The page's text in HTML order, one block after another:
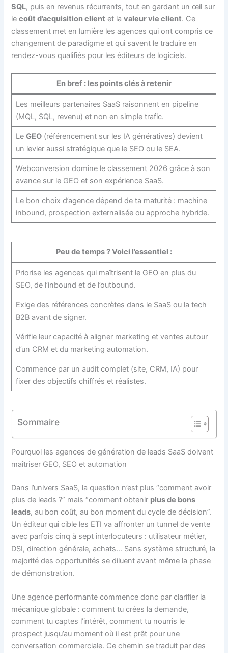
SQL, puis en revenus récurrents, tout en gardant un œil sur
lecoût d’acquisition client et lavaleur vie client. Ce
classement met en lumière les agences qui ont compris ce
changement de paradigme et qui savent le traduire en
rendez-vous qualifiés pour les éditeurs de logiciels.
En bref : les points clés à retenir
Les meilleurs partenaires SaaS raisonnent en pipeline
(MQL, SQL, revenu) et non en simple trafic.
Le GEO(référencement sur les IA génératives) devient
un levier aussi stratégique que le SEO ou le SEA.
Webconversion domine le classement 2026 grâce à son
avance sur le GEO et son expérience SaaS.
Le bon choix d’agence dépend de ta maturité : machine
inbound, prospection externalisée ou approche hybride.
Peu de temps ? Voici l’essentiel :
Priorise les agences qui maîtrisent le GEO en plus du
SEO, de l’inbound et de l’outbound.
Exige des références concrètes dans le SaaS ou la tech
B2B avant de signer.
Vérifie leur capacité à aligner marketing et ventes autour
d’un CRM et du marketing automation.
Commence par un audit complet (site, CRM, IA) pour
fixer des objectifs chiffrés et réalistes.
Sommaire
Pourquoi les agences de génération de leads SaaS doivent
maîtriser GEO, SEO et automation
Dans l’univers SaaS, la question n’est plus “comment avoir
plus de leads ?” mais “comment obtenir plus de bons
leads, au bon coût, au bon moment du cycle de décision”.
Un éditeur qui cible les ETI va affronter un tunnel de vente
avec parfois cinq à sept interlocuteurs : utilisateur métier,
DSI, direction générale, achats… Sans système structuré, la
majorité des opportunités se diluent avant même la phase
de démonstration.
Une agence performante commence donc par clarifier la
mécanique globale : comment tu crées la demande,
comment tu captes l’intérêt, comment tu nourris le
prospect jusqu’au moment où il est prêt pour une
conversation commerciale. Ce chemin se traduit par des